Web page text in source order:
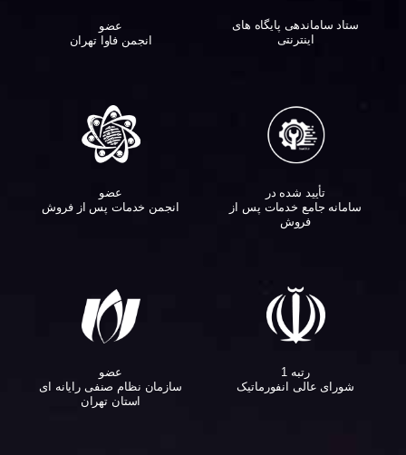
ستاد ساماندهی پایگاه های
اینترنتی
عضو
انجمن فاوا تهران
تأیید شده در
سامانه جامع خدمات پس از
فروش
عضو
انجمن خدمات پس از فروش
رتبه 1
شورای عالی انفورماتیک
عضو
سازمان نظام صنفی رایانه ای
استان تهران